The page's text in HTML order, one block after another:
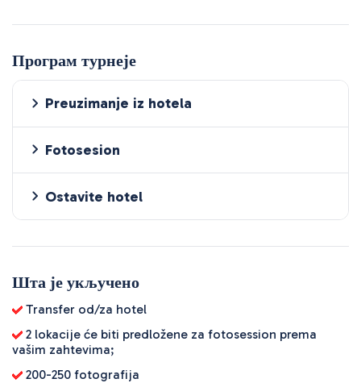
Програм турнеје
Preuzimanje iz hotela
Fotosesion
Ostavite hotel
Шта је укључено
Transfer od/za hotel
2 lokacije će biti predložene za fotosession prema
vašim zahtevima;
200-250 fotografija